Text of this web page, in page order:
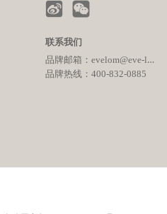
联系我们
品牌邮箱：evelom@eve-lom.com
品牌热线：400-832-0885